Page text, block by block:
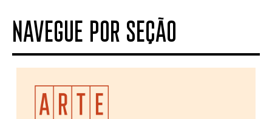
NAVEGUE POR SEÇÃO